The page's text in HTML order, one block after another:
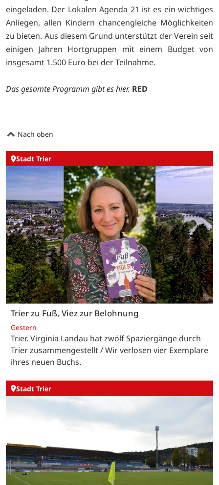
eingeladen. Der Lokalen Agenda 21 ist es ein wichtiges
Anliegen, allen Kindern chancengleiche Möglichkeiten
zu bieten. Aus diesem Grund unterstützt der Verein seit
einigen Jahren Hortgruppen mit einem Budget von
insgesamt 1.500 Euro bei der Teilnahme.
Das gesamte Programm gibt eshier. RED
Nach oben
Stadt Trier
Trier zu Fuß, Viez zur Belohnung
Gestern
Trier. Virginia Landau hat zwölf Spaziergänge durch
Trier zusammengestellt / Wir verlosen vier Exemplare
ihres neuen Buchs.
Stadt Trier